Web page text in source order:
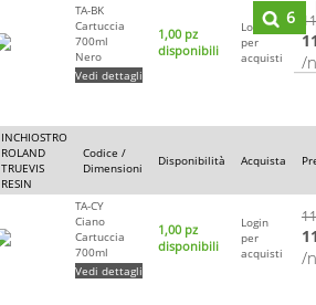
TA-BK
Cartuccia
700ml
Nero
Vedi dettagli
1,00 pz
disponibili
Login
per
acquisti
/
INCHIOSTRO
ROLAND
TRUEVIS
RESIN
Codice /
Dimensioni
Disponibilità Acquista
TA-CY
Ciano
Cartuccia
700ml
Vedi dettagli
1,00 pz
disponibili
Login
per
acquisti
/
6